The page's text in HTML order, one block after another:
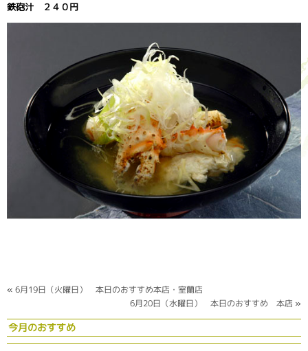
鉄砲汁 ２４０円
« 6月19日（火曜日） 本日のおすすめ本店・室蘭店
6月20日（水曜日） 本日のおすすめ 本店 »
今月のおすすめ